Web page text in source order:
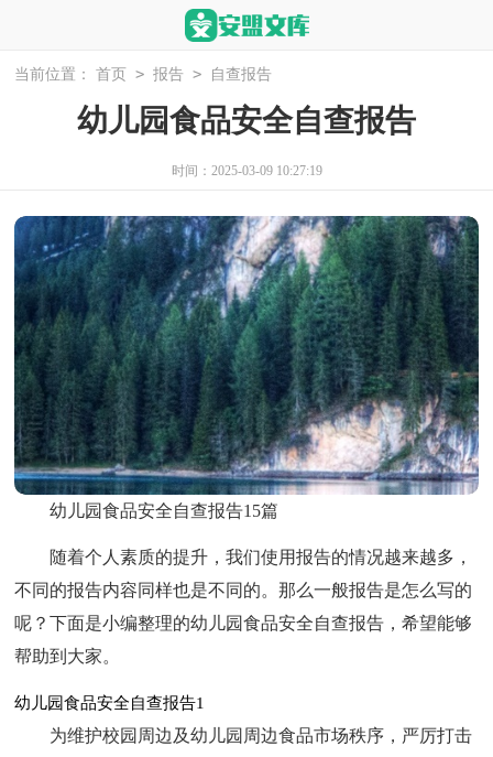
当前位置： 首页 > 报告 > 自查报告
幼儿园食品安全自查报告
时间：2025-03-09 10:27:19
幼儿园食品安全自查报告15篇
随着个人素质的提升，我们使用报告的情况越来越多，
不同的报告内容同样也是不同的。那么一般报告是怎么写的
呢？下面是小编整理的幼儿园食品安全自查报告，希望能够
帮助到大家。
幼儿园食品安全自查报告1
为维护校园周边及幼儿园周边食品市场秩序，严厉打击